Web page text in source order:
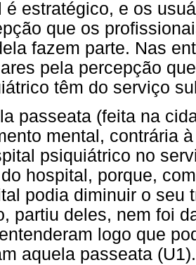
é estratégico, e os
que os
fazem parte. Nas
pela percepção
têm do serviço
passeata (feita na
mental, contrária
psiquiátrico no
hospital, porque,
podia diminuir o seu
partiu deles, nem foi
logo que
aquela passeata (U1).